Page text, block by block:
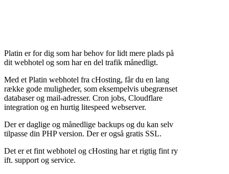
Platin er for dig som har behov for lidt mere plads på
dit webhotel og som har en del trafik månedligt.
Med et Platin webhotel fra cHosting, får du en lang
række gode muligheder, som eksempelvis ubegrænset
databaser og mail-adresser. Cron jobs, Cloudflare
integration og en hurtig litespeed webserver.
Der er daglige og månedlige backups og du kan selv
tilpasse din PHP version. Der er også gratis SSL.
Det er et fint webhotel og cHosting har et rigtig fint ry
ift. support og service.